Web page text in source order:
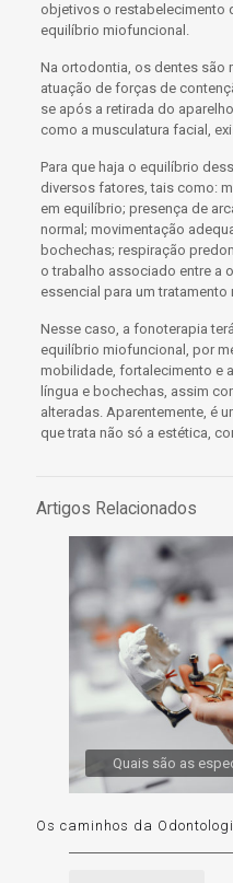
objetivos o restabelecimento
equilíbrio miofuncional .
Na ortodontia, os dentes são
atuação de forças de
se após a retirada do
como a musculatura facial ,
Para que haja o equilíbrio
diversos fatores, tais como:
em equilíbrio; presença de
normal; movimentação
bochechas; respiração
o trabalho associado entre a
essencial para um tratamento
Nesse caso, a fonoterapia
equilíbrio miofuncional, por
mobilidade, fortalecimento e
língua e bochechas, assim
alteradas. Aparentemente, é
que trata não só a estética,
Artigos Relacionados
Quais são as
Os caminhos da